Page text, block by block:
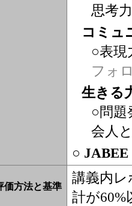
思考力
コミュ
○表現
フォ
生きる
○問題
会人
○
価方法と基準
講義内レ
計が60%